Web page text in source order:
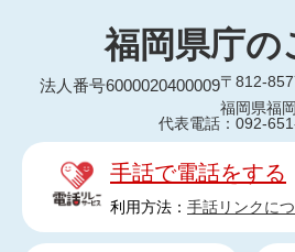
福岡県庁の
法人番号6000020400009〒812-
福岡県福
代表電話：092-
手話で電話をする
利用方法： 手話リンクに